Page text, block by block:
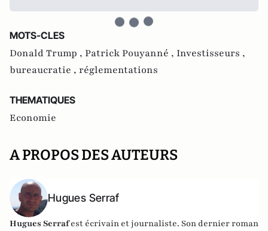
MOTS-CLES
Donald Trump , Patrick Pouyanné , Investisseurs ,
bureaucratie , réglementations
THEMATIQUES
Economie
A PROPOS DES AUTEURS
Hugues Serraf
Hugues Serrafest écrivain et journaliste. Son dernier roman